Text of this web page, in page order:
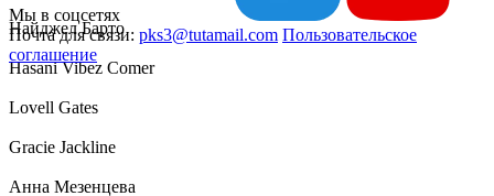
Найджел Барто
Hasani Vibez Comer
Lovell Gates
Gracie Jackline
Анна Мезенцева
Мы в соцсетях
Почта для связи: pks3@tutamail.com Пользовательское
соглашение